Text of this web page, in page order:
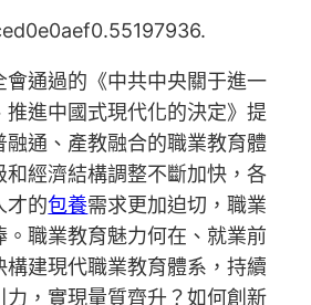
會通過的《中共中央關于進一
推進中國式現代化的決定》提
融通、產教融合的職業教育體
和經濟結構調整不斷加快，各
才的包養需求更加迫切，職業
。職業教育魅力何在、就業前
構建現代職業教育體系，持續
力，實現量質齊升？如何創新